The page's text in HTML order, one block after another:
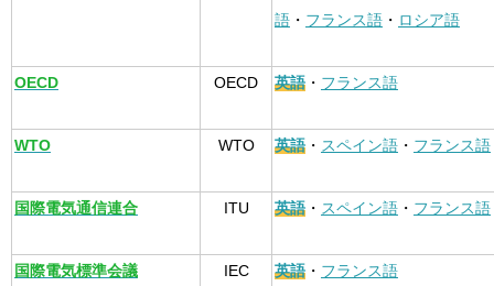
語 ・ フランス語 ・ ロシア語
OECD OECD 英語 ・ フランス語
WTO WTO 英語 ・ スペイン語 ・ フランス語
国際電気通信連合 ITU 英語 ・ スペイン語 ・ フランス語
国際電気標準会議 IEC 英語 ・ フランス語